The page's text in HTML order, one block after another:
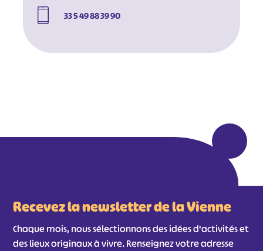
33 5 49 88 39 90
Recevez la newsletter de la Vienne
Chaque mois, nous sélectionnons des idées d'activités et
des lieux originaux à vivre. Renseignez votre adresse